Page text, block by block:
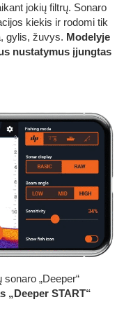
jokių filtrų. Sonaro
kiekis ir rodomi tik
gylis, žuvys. Modelyje
nustatymus įjungtas
„Deeper“
„Deeper START“